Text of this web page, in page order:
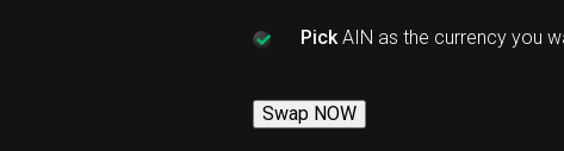
PickAIN as the currency you
Swap NOW